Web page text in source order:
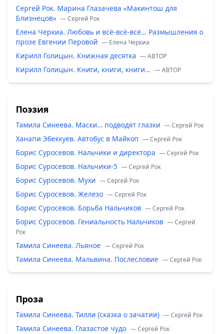
Сергей Рок. Марина Глазачева «Макинтош для
Близнецов» — Сергей Рок
Елена Черкиа. Любовь и всё-всё-всё… Размышления о
прозе Евгении Перовой — Елена Черкиа
Кирилл Голицын. Книжная десятка — ABTOP
Кирилл Голицын. Книги, книги, книги… — ABTOP
Поэзия
Тамила Синеева. Маски… подводят глазки — Сергей Рок
Ханапи Эбеккуев. Автобус в Майкоп — Сергей Рок
Борис Суросевов. Нальчики и директора — Сергей Рок
Борис Суросевов. Нальчики-5 — Сергей Рок
Борис Суросевов. Мухи — Сергей Рок
Борис Суросевов. Железо — Сергей Рок
Борис Суросевов. Борьба Нальчиков — Сергей Рок
Борис Суросевов. Гениальность Нальчиков — Сергей
Рок
Тамила Синеева. Льяное — Сергей Рок
Тамила Синеева. Мальвина. Послесловие — Сергей Рок
Проза
Тамила Синеева. Тилли (сказка о зачатии) — Сергей Рок
Тамила Синеева. Глазастое чудо — Сергей Рок